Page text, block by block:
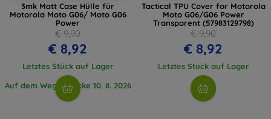
3mk Matt Case Hülle für
Motorola Moto G06/ Moto G06
Power
€ 9,90
€ 8,92
Letztes Stück auf Lager
Auf dem Weg 1 Stücke 10. 8. 2026
Tactical TPU Cover for Motorola
Moto G06/G06 Power
Transparent (57983129798)
€ 9,90
€ 8,92
Letztes Stück auf Lager